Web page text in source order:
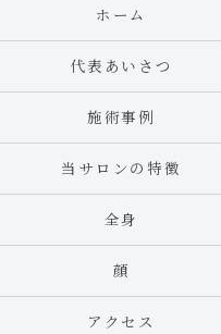
ホーム
代表あいさつ
施術事例
当サロンの特徴
全身
顔
アクセス